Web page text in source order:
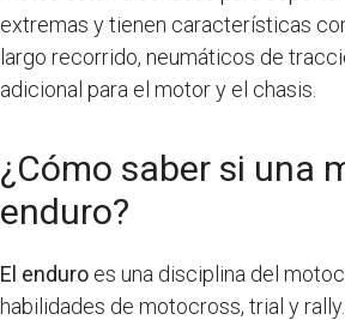
extremas y tienen características
largo recorrido, neumáticos de
adicional para el motor y el chasis.
¿Cómo saber si una
enduro?
El enduro es una disciplina del
habilidades de motocross, trial y